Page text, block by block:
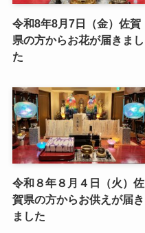
令和8年8月7日（金）佐賀
県の方からお花が届きまし
た
令和８年８月４日（火）佐
賀県の方からお供えが届き
ました